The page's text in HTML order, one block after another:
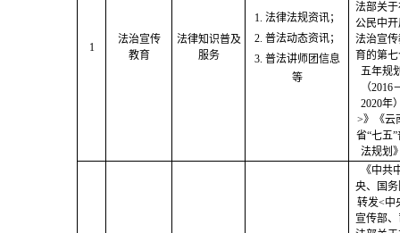
1
法治宣传
教育
法律知识普及
服务
1. 法律法规资讯；
2. 普法动态资讯；
3. 普法讲师团信息
等
法部关于
公民中开
法治宣传
育的第
五年规
（2016
2020年
>》《云
省“七五”
法规划
《中共
央、国务
转发<中
宣传部